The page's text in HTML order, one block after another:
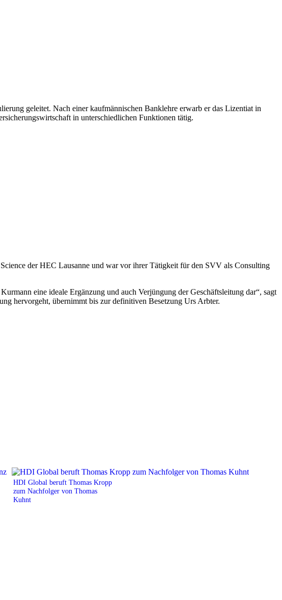
geleitet. Nach einer kaufmännischen Banklehre erwarb er das Lizentiat in
in unterschiedlichen Funktionen tätig.
der HEC Lausanne und war vor ihrer Tätigkeit für den SVV als Consulting
eine ideale Ergänzung und auch Verjüngung der Geschäftsleitung dar“, sagt
hervorgeht, übernimmt bis zur definitiven Besetzung Urs Arbter.
HDI Global beruft Thomas Kropp
zum Nachfolger von Thomas
Kuhnt